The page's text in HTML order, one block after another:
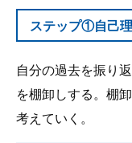
ステップ①自己
自分の過去を振り
を棚卸しする。棚
考えていく。